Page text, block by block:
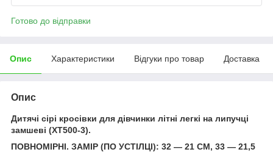
Готово до відправки
Опис Характеристики Відгуки про товар Доставка
Опис
Дитячі сірі кросівки для дівчинки літні легкі на липучці
замшеві (XT500-3).
ПОВНОМІРНІ. ЗАМІР (ПО УСТІЛЦІ): 32 — 21 СМ, 33 — 21,5